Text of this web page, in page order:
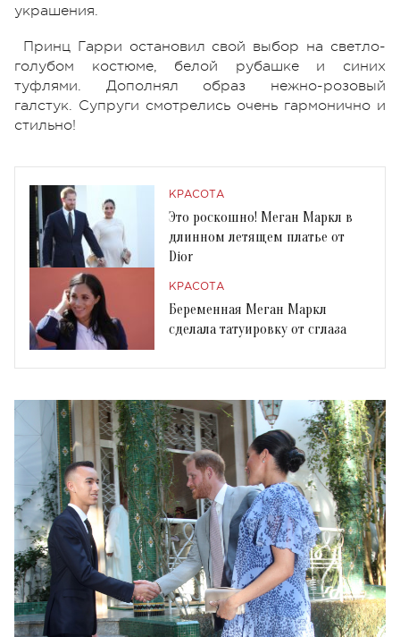
украшения.
Принц Гарри остановил свой выбор на светло-
голубом костюме, белой рубашке и синих
туфлями. Дополнял образ нежно-розовый
галстук. Супруги смотрелись очень гармонично и
стильно!
КРАСОТА
Это роскошно! Меган Маркл в
длинном летящем платье от
Dior
КРАСОТА
Беременная Меган Маркл
сделала татуировку от сглаза